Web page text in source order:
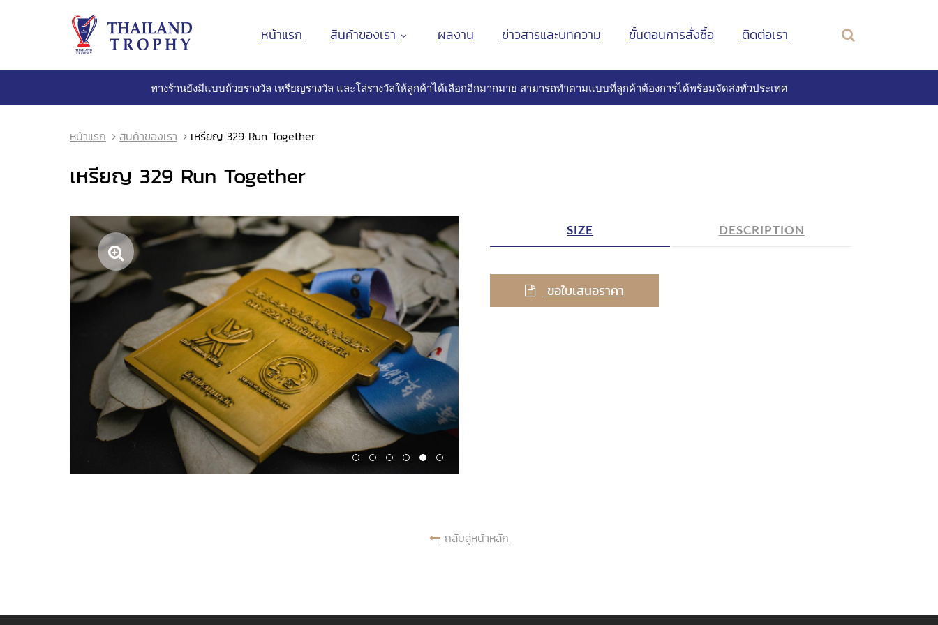
หน้าแรก สินค้าของเรา ผลงาน ข่าวสารและบทความ ขั้นตอนการสั่งซื้อ ติดต่อเรา
ทางร้านยังมีแบบถ้วยรางวัล เหรียญรางวัล และโล่รางวัลให้ลูกค้าได้เลือกอีกมากมาย สามารถทำตามแบบที่ลูกค้าต้องการได้พร้อมจัดส่งทั่วประเทศ
หน้าแรก สินค้าของเรา เหรียญ 329 Run Together
เหรียญ 329 Run Together
SIZE DESCRIPTION
ขอใบเสนอราคา
กลับสู่หน้าหลัก